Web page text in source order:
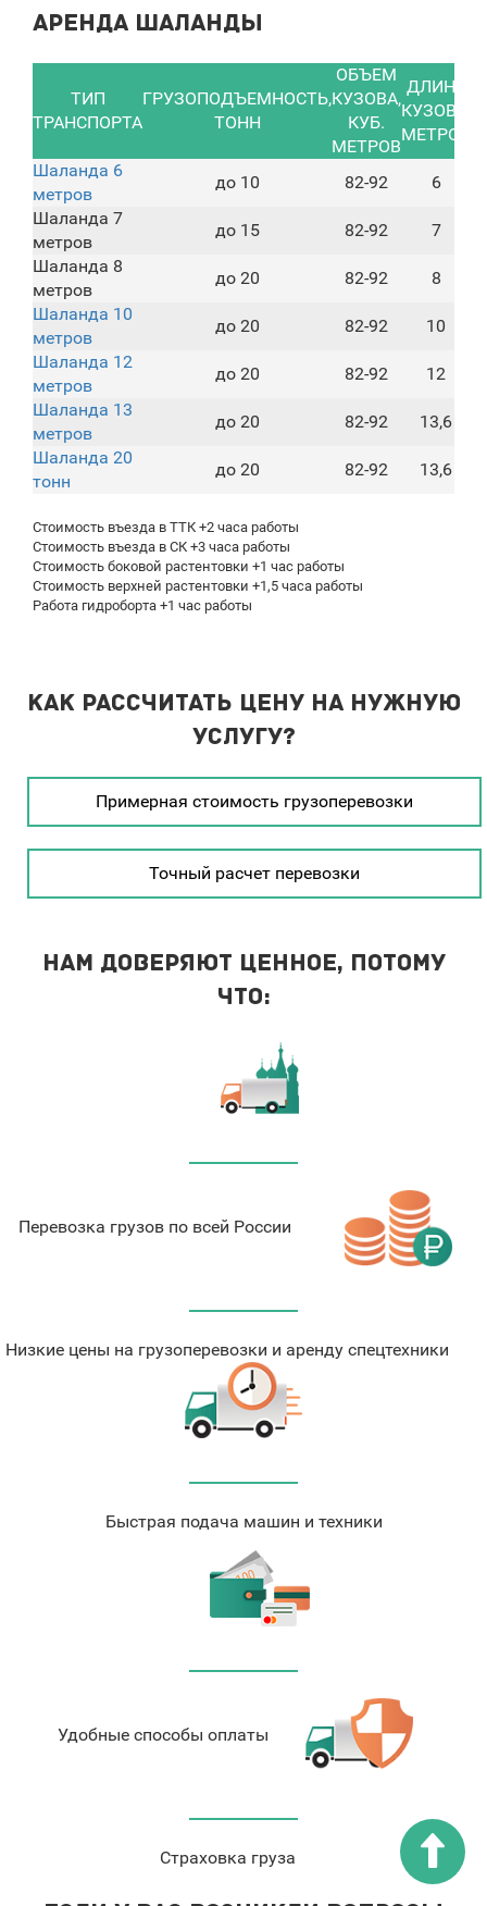
Аренда шаланды
ТИП
ТРАНСПОРТА
ГРУЗОПОДЪЕМНОСТЬ,
ТОНН
ОБЪЕМ
КУЗОВА,
КУБ.
МЕТРОВ
ДЛИНА
КУЗОВА,
МЕТРОВ
Шаланда 6
метров
до 10 82-92
6
Шаланда 7
метров
до 15 82-92
7
Шаланда 8
метров
до 20 82-92
8
Шаланда 10
метров
до 20 82-92
10
Шаланда 12
метров
до 20 82-92
12
Шаланда 13
метров
до 20 82-92
13,6
Шаланда 20
тонн
до 20 82-92 13,6
Стоимость въезда в ТТК +2 часа работы
Стоимость въезда в СК +3 часа работы
Стоимость боковой растентовки +1 час работы
Стоимость верхней растентовки +1,5 часа работы
Работа гидроборта +1 час работы
Как рассчитать цену на нужную
услугу?
Примерная стоимость грузоперевозки
Точный расчет перевозки
Нам доверяют ценное, потому
что:
Перевозка грузов по всей России
Низкие цены на грузоперевозки и аренду спецтехники
Быстрая подача машин и техники
Удобные способы оплаты
Страховка груза